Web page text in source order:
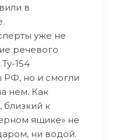
в
уже не
речевого
154
РФ, но и смогли
нем. Как
близкий к
ящике» не
ни водой.